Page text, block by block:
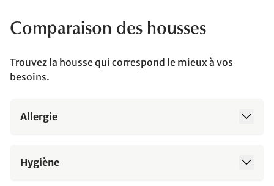
Comparaison des housses
Trouvez la housse qui correspond le mieux à vos
besoins.
Allergie
Hygiène